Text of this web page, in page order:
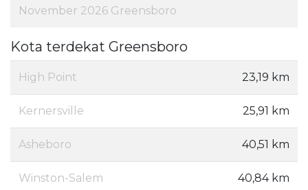
November 2026 Greensboro
Kota terdekat Greensboro
High Point 23,19 km
Kernersville 25,91 km
Asheboro 40,51 km
Winston-Salem 40,84 km